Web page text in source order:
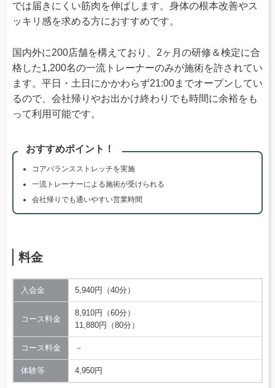
では届きにくい筋肉を伸ばします。身体の根本改善やス
ッキリ感を求める方におすすめです。
国内外に200店舗を構えており、2ヶ月の研修＆検定に合
格した1,200名の一流トレーナーのみが施術を許されてい
ます。平日・土日にかかわらず21:00までオープンしてい
るので、会社帰りやお出かけ終わりでも時間に余裕をも
って利用可能です。
おすすめポイント！
コアバランスストレッチを実施
一流トレーナーによる施術が受けられる
会社帰りでも通いやすい営業時間
料金
入会金 5,940円（40分）
コース料金
8,910円（60分）
11,880円（80分）
コース料金 －
体験等 4,950円